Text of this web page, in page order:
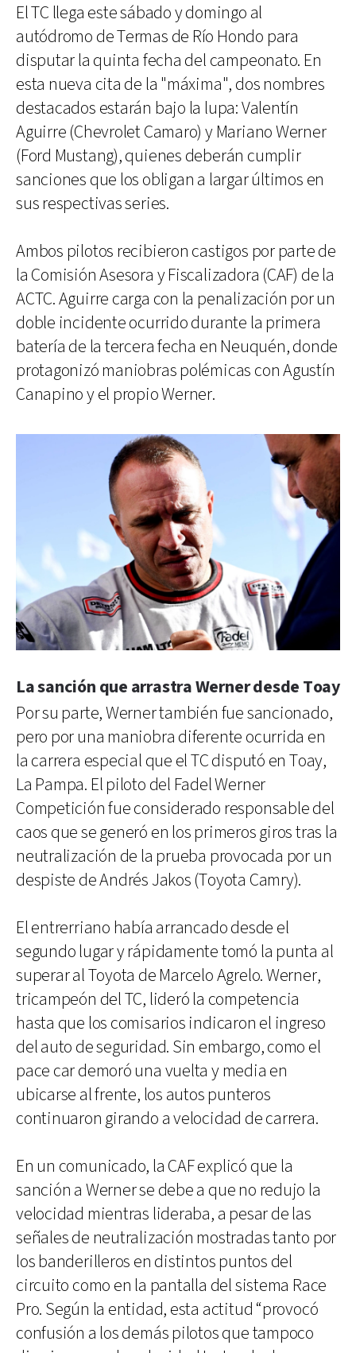
El TC llega este sábado y domingo al
autódromo de Termas de Río Hondo para
disputar la quinta fecha del campeonato. En
esta nueva cita de la "máxima", dos nombres
destacados estarán bajo la lupa: Valentín
Aguirre (Chevrolet Camaro) y Mariano Werner
(Ford Mustang), quienes deberán cumplir
sanciones que los obligan a largar últimos en
sus respectivas series.
Ambos pilotos recibieron castigos por parte de
la Comisión Asesora y Fiscalizadora (CAF) de la
ACTC. Aguirre carga con la penalización por un
doble incidente ocurrido durante la primera
batería de la tercera fecha en Neuquén, donde
protagonizó maniobras polémicas con Agustín
Canapino y el propio Werner.
La sanción que arrastra Werner desde Toay
Por su parte, Werner también fue sancionado,
pero por una maniobra diferente ocurrida en
la carrera especial que el TC disputó en Toay,
La Pampa. El piloto del Fadel Werner
Competición fue considerado responsable del
caos que se generó en los primeros giros tras la
neutralización de la prueba provocada por un
despiste de Andrés Jakos (Toyota Camry).
El entrerriano había arrancado desde el
segundo lugar y rápidamente tomó la punta al
superar al Toyota de Marcelo Agrelo. Werner,
tricampeón del TC, lideró la competencia
hasta que los comisarios indicaron el ingreso
del auto de seguridad. Sin embargo, como el
pace car demoró una vuelta y media en
ubicarse al frente, los autos punteros
continuaron girando a velocidad de carrera.
En un comunicado, la CAF explicó que la
sanción a Werner se debe a que no redujo la
velocidad mientras lideraba, a pesar de las
señales de neutralización mostradas tanto por
los banderilleros en distintos puntos del
circuito como en la pantalla del sistema Race
Pro. Según la entidad, esta actitud “provocó
confusión a los demás pilotos que tampoco